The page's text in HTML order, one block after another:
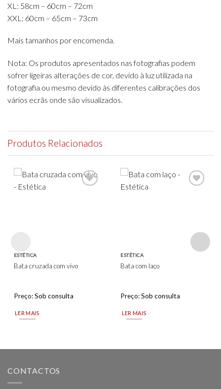
XL: 58cm – 60cm – 72cm
XXL: 60cm – 65cm – 73cm
Mais tamanhos por encomenda.
Nota: Os produtos apresentados nas fotografias podem
sofrer ligeiras alterações de cor, devido à luz utilizada na
fotografia ou mesmo devido às diferentes calibrações dos
vários ecrãs onde são visualizados.
Produtos Relacionados
ESTÉTICA
Bata cruzada com vivo
Preço:Sob consulta
LER MAIS
ESTÉTICA
Bata com laço
Preço:Sob consulta
LER MAIS
CONTACTOS